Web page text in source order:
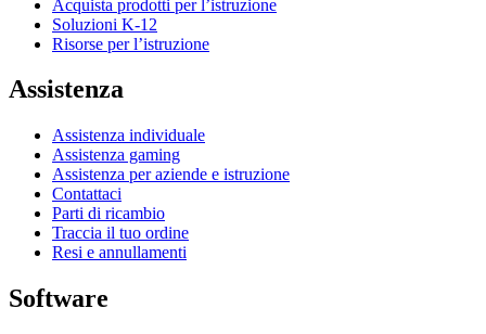
Acquista prodotti per l’istruzione
Soluzioni K-12
Risorse per l’istruzione
Assistenza
Assistenza individuale
Assistenza gaming
Assistenza per aziende e istruzione
Contattaci
Parti di ricambio
Traccia il tuo ordine
Resi e annullamenti
Software